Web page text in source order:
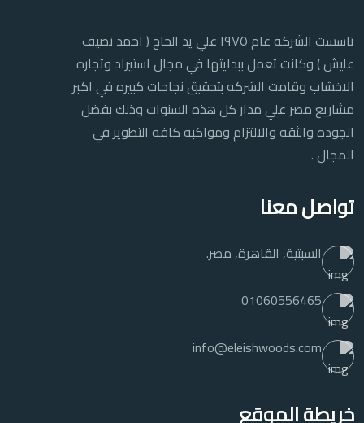
تاسست الشركه عام ١٩٧٥ علي يد الحاج ( احمد نصيف
عليش ) وكانت تعمل ببدايتها في مجال استيراد وتجاره
الاخشاب وقامت الشركه بتحقيق نجاحات كبيره في اكبر
مشاريع مصر علي مدار كل هذه السنوات وذلك بفضل
الجوده والثقه والالتزام ومواكبه كافه التطوير في
المجال .
تواصل معنا
السبتية, القاهرة, مصر.
01060556465
info@eleishwoods.com
خريطة الموقع